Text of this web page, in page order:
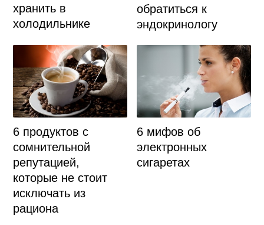
хранить в
холодильнике
обратиться к
эндокринологу
6 продуктов с
сомнительной
репутацией,
которые не стоит
исключать из
рациона
6 мифов об
электронных
сигаретах